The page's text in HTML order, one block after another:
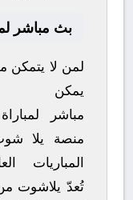
بث مباشر
لمن لا يتمكن
مباشر
لمباراة
منصة يلا
المباريات
تُعدّ يلاشوت